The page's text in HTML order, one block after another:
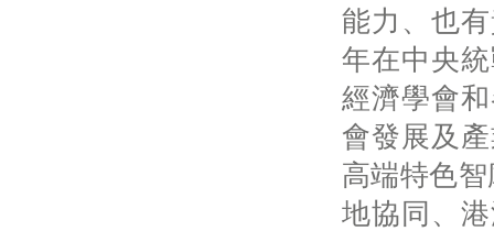
能力、也
年在中央
經濟學會
會發展及
高端特色
地協同、